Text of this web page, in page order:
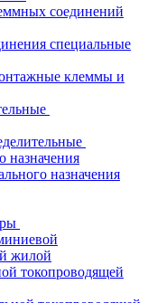
соединений
специальные
клеммы и
назначения
назначения
жилой
токопроводящей